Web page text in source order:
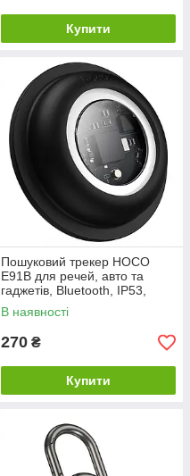
Купити
Пошуковий трекер HOCO
E91B для речей, авто та
гаджетів, Bluetooth, IP53,
Bluetooth 5.1, чорний
В наявності
270 ₴
Купити